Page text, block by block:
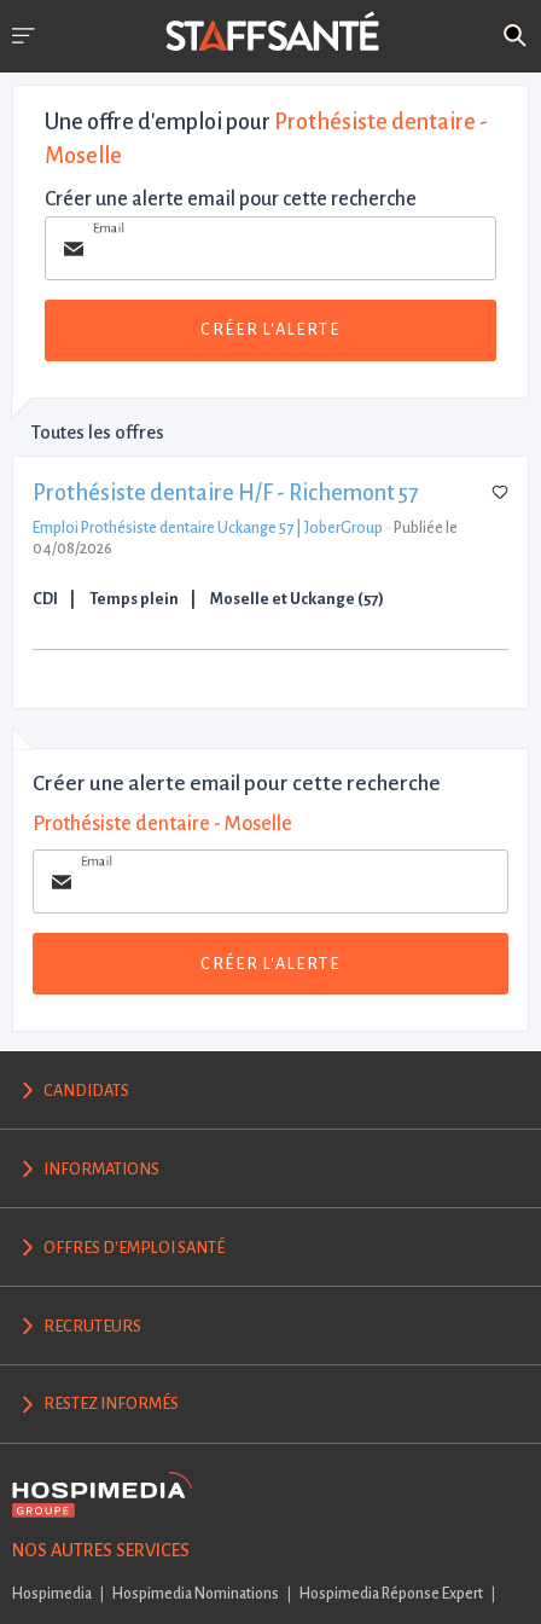
Une offre d'emploi pour Prothésiste dentaire -
Moselle
Créer une alerte email pour cette recherche
Email
CRÉER L'ALERTE
Toutes les offres
Prothésiste dentaire H/F - Richemont 57
Emploi Prothésiste dentaire Uckange 57 | JoberGroup - Publiée le
04/08/2026
CDI Temps plein Moselle et Uckange (57)
Créer une alerte email pour cette recherche
Prothésiste dentaire - Moselle
Email
CRÉER L'ALERTE
CANDIDATS
INFORMATIONS
OFFRES D'EMPLOI SANTÉ
RECRUTEURS
RESTEZ INFORMÉS
NOS AUTRES SERVICES
Hospimedia Hospimedia Nominations Hospimedia Réponse Expert